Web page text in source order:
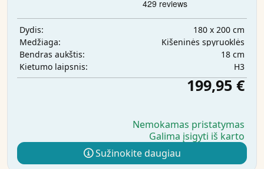
Dydis:
180 x 200 cm
Medžiaga:
Kišeninės spyruoklės
Bendras aukštis:
18 cm
Kietumo laipsnis:
H3
199,95 €
Nemokamas pristatymas
Galima įsigyti iš karto
Sužinokite daugiau